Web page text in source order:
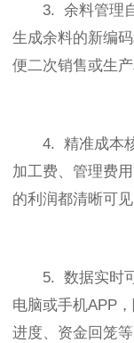
3. 余料管理自
生成余料的新编
便二次销售或生
4. 精准成本核
加工费、管理费
的利润都清晰可见
5. 数据实时可
电脑或手机APP
进度、资金回笼等